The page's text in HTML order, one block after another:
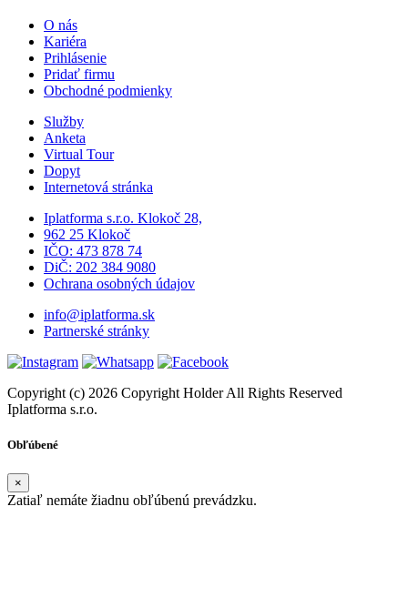
O nás
Kariéra
Prihlásenie
Pridať firmu
Obchodné podmienky
Služby
Anketa
Virtual Tour
Dopyt
Internetová stránka
Iplatforma s.r.o. Klokoč 28,
962 25 Klokoč
IČO: 473 878 74
DiČ: 202 384 9080
Ochrana osobných údajov
info@iplatforma.sk
Partnerské stránky
Copyright (c) 2026 Copyright Holder All Rights Reserved
Iplatforma s.r.o.
Obľúbené
×
Zatiaľ nemáte žiadnu obľúbenú prevádzku.